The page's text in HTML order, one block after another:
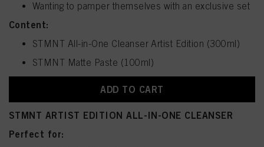
Wanting to pamper themselves with an exclusive set
Content:
STMNT All-in-One Cleanser Artist Edition (300ml)
STMNT Matte Paste (100ml)
ADD TO CART
STMNT ARTIST EDITION ALL-IN-ONE CLEANSER
Perfect for: